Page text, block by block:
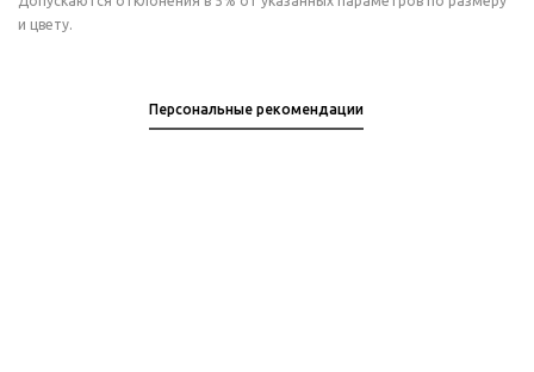
и цвету.
Персональные рекомендации